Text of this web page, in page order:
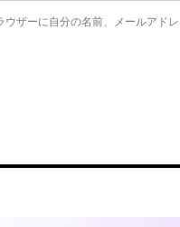
ザーに自分の名前、メールアド